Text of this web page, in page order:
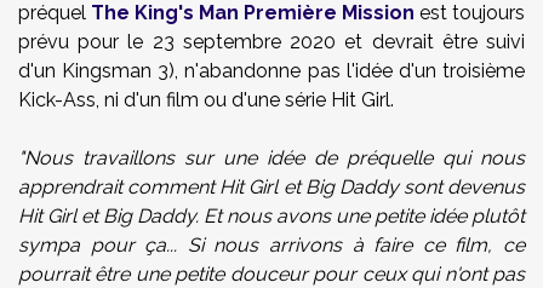
préquel The King's Man Première Mission est toujours
prévu pour le 23 septembre 2020 et devrait être suivi
d'un Kingsman 3), n'abandonne pas l'idée d'un troisième
Kick-Ass, ni d'un film ou d'une série Hit Girl.
"Nous travaillons sur une idée de préquelle qui nous
apprendrait comment Hit Girl et Big Daddy sont devenus
Hit Girl et Big Daddy. Et nous avons une petite idée plutôt
sympa pour ça... Si nous arrivons à faire ce film, ce
pourrait être une petite douceur pour ceux qui n'ont pas